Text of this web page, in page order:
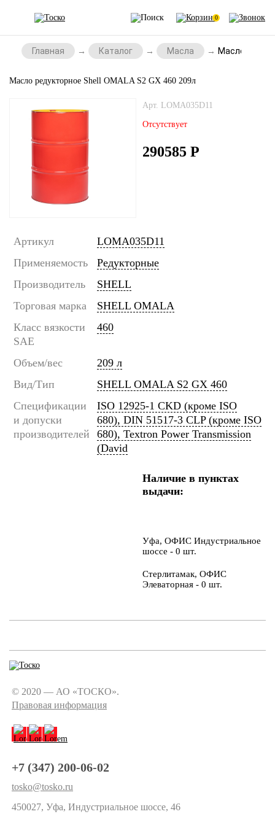
0
Главная Каталог Масла Масло
Масло редукторное Shell OMALA S2 GX 460 209л
Арт. LOMA035D11
Отсутствует
290585 Р
Артикул
LOMA035D11
Применяемость
Редукторные
Производитель
SHELL
Торговая марка
SHELL OMALA
Класс вязкости
SAE
460
Объем/вес
209 л
Вид/Тип
SHELL OMALA S2 GX 460
Спецификации
и допуски
производителей
ISO 12925-1 CKD (кроме ISO
680), DIN 51517-3 CLP (кроме ISO
680), Textron Power Transmission
(David
Наличие в пунктах
выдачи:
Уфа, ОФИС Индустриальное
шоссе - 0 шт.
Стерлитамак, ОФИС
Элеваторная - 0 шт.
© 2020 — АО «ТОСКО».
Правовая информация
+7 (347) 200-06-02
tosko@tosko.ru
450027, Уфа, Индустриальное шоссе, 46